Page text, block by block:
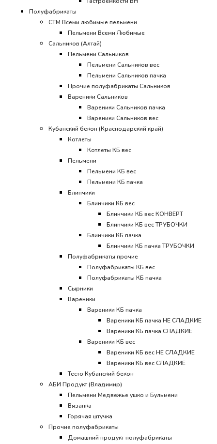
Полуфабрикаты
СТМ Всеми любимые пельмени
Пельмени Всеми Любимые
Сальников (Алтай)
Пельмени Сальников
Пельмени Сальников вес
Пельмени Сальников пачка
Прочие полуфабрикаты Сальников
Вареники Сальников
Вареники Сальников пачка
Вареники Сальников вес
Кубанский бекон (Краснодарский край)
Котлеты
Котлеты КБ вес
Пельмени
Пельмени КБ вес
Пельмени КБ пачка
Блинчики
Блинчики КБ вес
Блинчики КБ вес КОНВЕРТ
Блинчики КБ вес ТРУБОЧКИ
Блинчики КБ пачка
Блинчики КБ пачка ТРУБОЧКИ
Полуфабрикаты прочие
Полуфабрикаты КБ вес
Полуфабрикаты КБ пачка
Сырники
Вареники
Вареники КБ пачка
Вареники КБ пачка НЕ СЛАДКИЕ
Вареники КБ пачка СЛАДКИЕ
Вареники КБ вес
Вареники КБ вес НЕ СЛАДКИЕ
Вареники КБ вес СЛАДКИЕ
Тесто Кубанский бекон
АБИ Продукт (Владимир)
Пельмени Медвежье ушко и Бульмени
Вязанка
Горячая штучка
Прочие полуфабрикаты
Домашний продукт полуфабрикаты